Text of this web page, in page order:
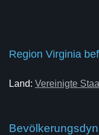
Region Virginia
Land: Vereinigte